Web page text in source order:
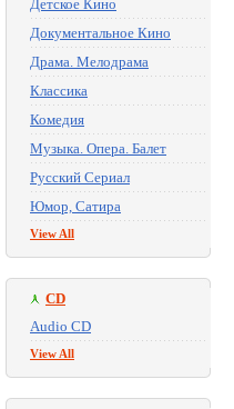
Детское Кино
Документальное Кино
Драма. Мелодрама
Классика
Комедия
Музыка. Опера. Балет
Русский Сериал
Юмор, Сатира
View All
CD
Audio CD
View All